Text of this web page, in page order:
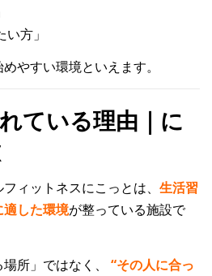
方」
やすい環境といえます。
ている理由｜に
ィットネスにこっとは、 生活習
した環境が整っている施設で
所」ではなく、
“その人に合っ